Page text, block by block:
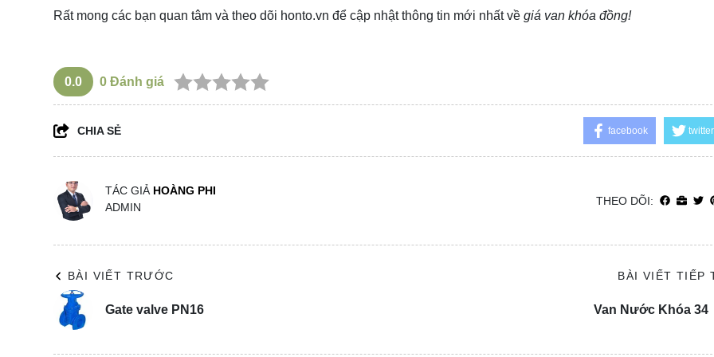
Rất mong các bạn quan tâm và theo dõi honto.vn để cập nhật thông tin mới nhất về giá van khóa đồng!
0.0 0 Đánh giá
CHIA SẺ facebook twitter
TÁC GIẢ HOÀNG PHI
ADMIN
THEO DÕI:
BÀI VIẾT TRƯỚC
Gate valve PN16
BÀI VIẾT TIẾP
Van Nước Khóa 34